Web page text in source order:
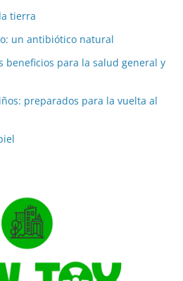
tierra
un antibiótico natural
beneficios para la salud general y
preparados para la vuelta al